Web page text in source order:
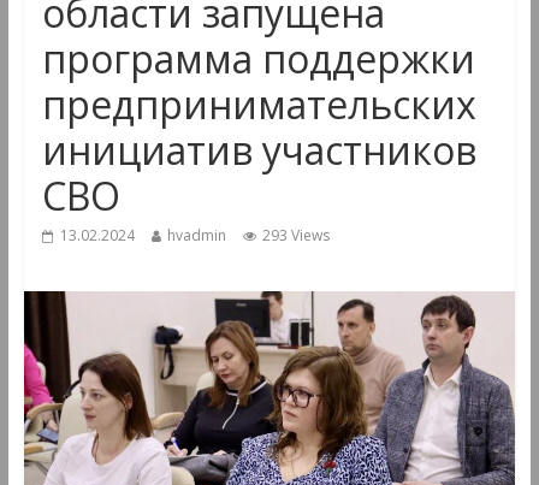
области запущена
программа поддержки
предпринимательских
инициатив участников
СВО
13.02.2024 hvadmin 293 Views